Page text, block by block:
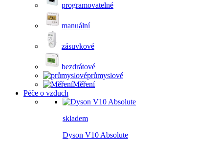
programovatelné
manuální
zásuvkové
bezdrátové
průmyslové
Měření
Péče o vzduch
skladem
Dyson V10 Absolute